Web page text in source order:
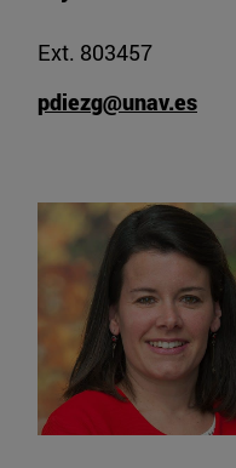
Ext. 803457
pdiezg@unav.es